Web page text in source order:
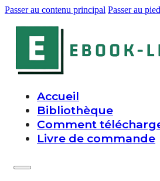
Passer au contenu principal Passer au
Accueil
Bibliothèque
Comment
Livre de commande